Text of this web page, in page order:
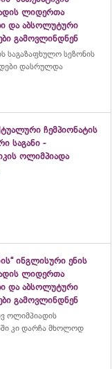
ლიდერთა
და აბსოლუტური
გამოვლინდნენ
საგაზაფხულო სეზონის
დასრულდა
ჩემპიონატის
საგანი -
ოლიმპიადა
ინგლისური ენის
ლიდერთა
და აბსოლუტური
გამოვლინდნენ
ოლიმპიადის
კი დარჩა მხოლოდ